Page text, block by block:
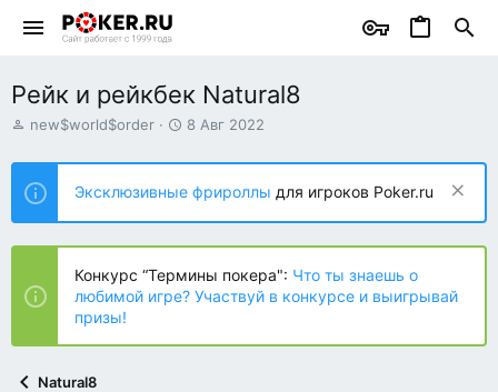
Рейк и рейкбек Natural8
А
т
о
р
т
е
ы
new$world$order
Д
т
н
а
ч
л
а
8 Авг 2022
Эксклюзивные фрироллы для игроков Poker.ru
Конкурс “Термины покера": Что ты знаешь о
любимой игре? Участвуй в конкурсе и выигрывай
призы!
Natural8